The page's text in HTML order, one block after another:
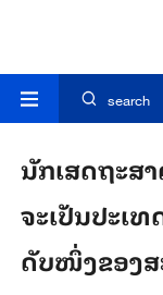
search
ນັກ​ເສດ​ຖະ​ສ
ຈະ​ເປັນ​ປະ​ເ
ດັບ​ໜຶ່ງ​ຂອງ​ສ